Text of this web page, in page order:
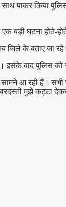
साथ पाकर किया
बड़ी घटना
जिले के बताए जा रहे
इसके बाद पुलिस
आ रही हैं।
मुझे कट्टा